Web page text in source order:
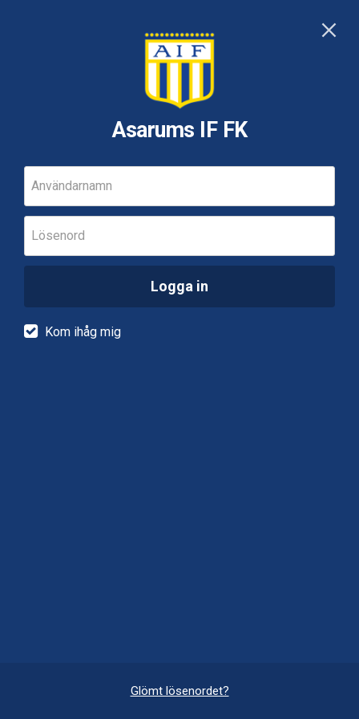
Asarums IF FK
Användarnamn
Lösenord
Logga in
Kom ihåg mig
Glömt lösenordet?